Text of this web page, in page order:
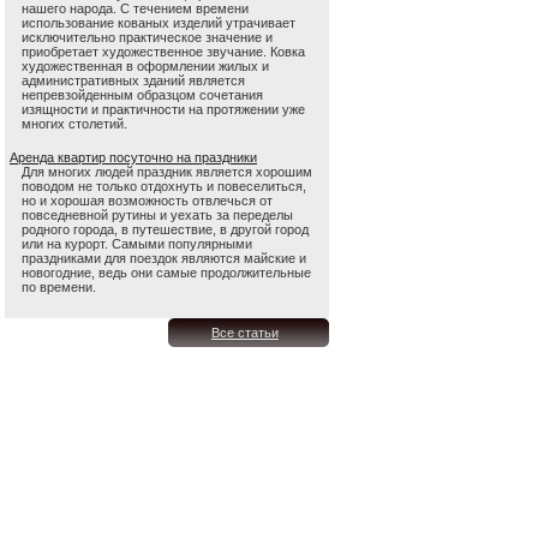
нашего народа. С течением времени
использование кованых изделий утрачивает
исключительно практическое значение и
приобретает художественное звучание. Ковка
художественная в оформлении жилых и
административных зданий является
непревзойденным образцом сочетания
изящности и практичности на протяжении уже
многих столетий.
Аренда квартир посуточно на праздники
Для многих людей праздник является хорошим
поводом не только отдохнуть и повеселиться,
но и хорошая возможность отвлечься от
повседневной рутины и уехать за переделы
родного города, в путешествие, в другой город
или на курорт. Самыми популярными
праздниками для поездок являются майские и
новогодние, ведь они самые продолжительные
по времени.
Все статьи